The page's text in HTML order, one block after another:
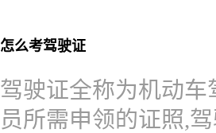
怎么考驾驶证
驾驶证全称为机动车
员所需申领的证照,